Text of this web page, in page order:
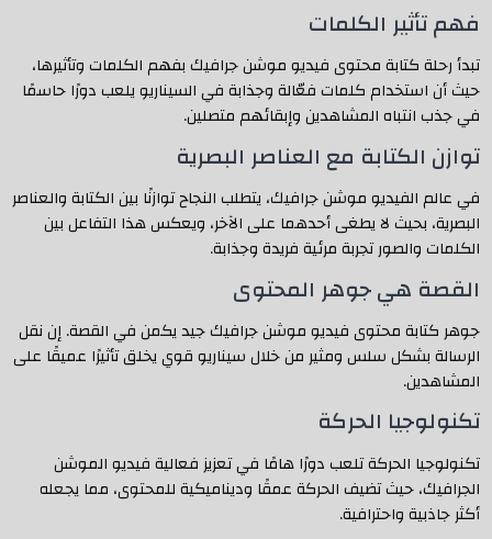
فهم تأثير الكلمات
تبدأ رحلة كتابة محتوى فيديو موشن جرافيك بفهم الكلمات وتأثيرها،
حيث أن استخدام كلمات فعّالة وجذابة في السيناريو يلعب دورًا حاسمًا
في جذب انتباه المشاهدين وإبقائهم متصلين.
توازن الكتابة مع العناصر البصرية
في عالم الفيديو موشن جرافيك، يتطلب النجاح توازنًا بين الكتابة والعناصر
البصرية، بحيث لا يطغى أحدهما على الآخر، ويعكس هذا التفاعل بين
الكلمات والصور تجربة مرئية فريدة وجذابة.
القصة هي جوهر المحتوى
جوهر كتابة محتوى فيديو موشن جرافيك جيد يكمن في القصة. إن نقل
الرسالة بشكل سلس ومثير من خلال سيناريو قوي يخلق تأثيرًا عميقًا على
المشاهدين.
تكنولوجيا الحركة
تكنولوجيا الحركة تلعب دورًا هامًا في تعزيز فعالية فيديو الموشن
الجرافيك، حيث تضيف الحركة عمقًا وديناميكية للمحتوى، مما يجعله
أكثر جاذبية واحترافية.